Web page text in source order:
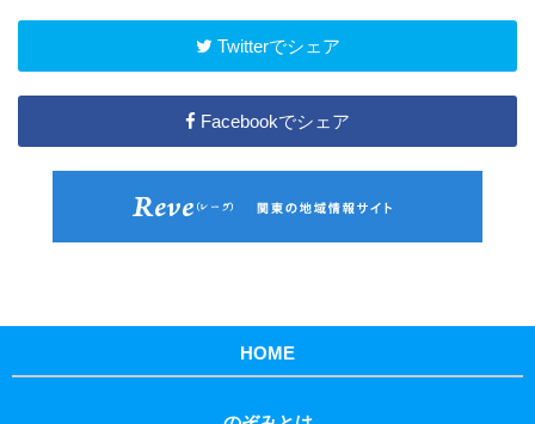
Twitterでシェア
Facebookでシェア
HOME